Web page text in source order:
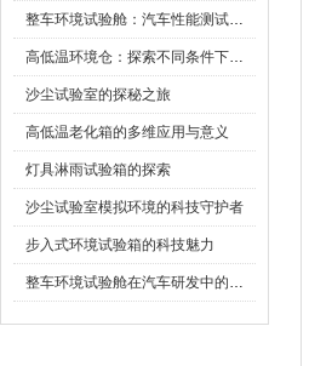
整车环境试验舱：汽车性能测试的设备
高低温环境仓：探索不同条件下的科学奥秘
沙尘试验室的探秘之旅
高低温老化箱的多维应用与意义
灯具淋雨试验箱的探索
沙尘试验室模拟环境的科技守护者
步入式环境试验箱的科技魅力
整车环境试验舱在汽车研发中的作用